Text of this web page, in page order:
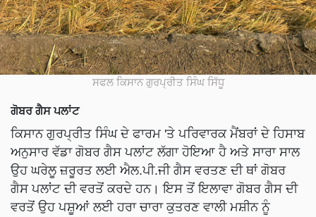
ਸਫਲ ਕਿਸਾਨ ਗੁਰਪ੍ਰੀਤ ਸਿੰਘ ਸਿੱਧੂ
ਗੋਬਰ ਗੈਸ ਪਲਾਂਟ
ਕਿਸਾਨ ਗੁਰਪ੍ਰੀਤ ਸਿੰਘ ਦੇ ਫਾਰਮ 'ਤੇ ਪਰਿਵਾਰਕ ਮੈਂਬਰਾਂ ਦੇ ਹਿਸਾਬ
ਅਨੁਸਾਰ ਵੱਡਾ ਗੋਬਰ ਗੈਸ ਪਲਾਂਟ ਲੱਗਾ ਹੋਇਆ ਹੈ ਅਤੇ ਸਾਰਾ ਸਾਲ
ਉਹ ਘਰੇਲੂ ਜ਼ਰੂਰਤ ਲਈ ਐਲ.ਪੀ.ਜੀ ਗੈਸ ਵਰਤਣ ਦੀ ਥਾਂ ਗੋਬਰ
ਗੈਸ ਪਲਾਂਟ ਦੀ ਵਰਤੋਂ ਕਰਦੇ ਹਨ। ਇਸ ਤੋਂ ਇਲਾਵਾ ਗੋਬਰ ਗੈਸ ਦੀ
ਵਰਤੋਂ ਉਹ ਪਸ਼ੂਆਂ ਲਈ ਹਰਾ ਚਾਰਾ ਕੁਤਰਣ ਵਾਲੀ ਮਸ਼ੀਨ ਨੂੰ